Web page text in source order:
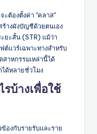
ะต้องตั้งค่า "คลาส"
างผังบัญชีด้วยตนเอง
ยะสั้น (STR) แม้ว่า
แวร์เฉพาะทางสำหรับ
าหกรรมเหล่านี้ได้
ได้หลายชั่วโมง
รบ้างเพื่อใช้
องกับรายรับและราย